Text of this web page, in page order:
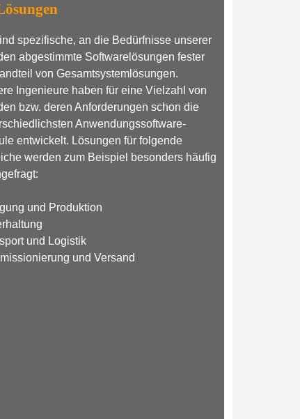
spezifische, an die Bedürfnisse unserer
abgestimmte Softwarelösungen fester
von Gesamtsystemlösungen.
Ingenieure haben für eine Vielzahl von
bzw. deren Anforderungen schon die
Anwendungssoftware-
entwickelt. Lösungen für folgende
werden zum Beispiel besonders häufig
und Produktion
und Logistik
und Versand